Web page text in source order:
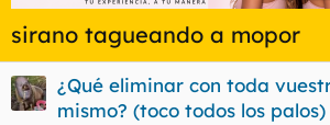
sirano tagueando a mopor
¿Qué eliminar con toda
mismo? (toco todos los palos)